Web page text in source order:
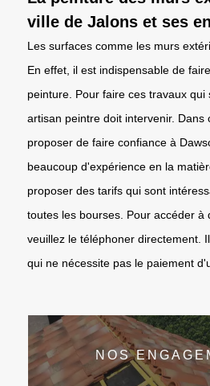
ville de Jalons et ses
Les surfaces comme les murs
En effet, il est indispensable de
peinture. Pour faire ces travaux qui
artisan peintre doit intervenir. Dans
proposer de faire confiance à
beaucoup d'expérience en la
proposer des tarifs qui sont
toutes les bourses. Pour accéder à
veuillez le téléphoner directement.
qui ne nécessite pas le paiement
NOS